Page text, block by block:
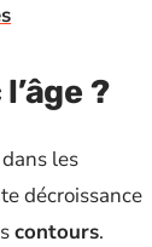
?
les
décroissance
contours.